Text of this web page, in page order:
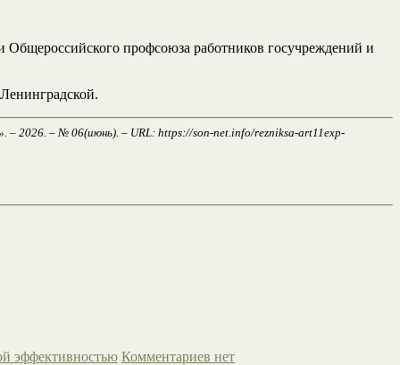
Общероссийского профсоюза работников госучреждений и
2026. – № 06(июнь). – URL: https://son-net.info/rezniksa-art11exp-
эффективностью Комментариев нет